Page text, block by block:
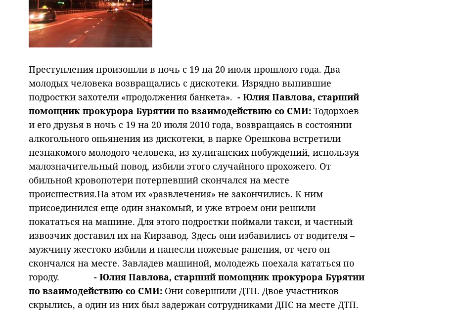
Преступления произошли в ночь с 19 на 20 июля прошлого года. Два
молодых человека возвращались с дискотеки. Изрядно выпившие
подростки захотели «продолжения банкета». - Юлия Павлова, старший
помощник прокурора Бурятии по взаимодействию со СМИ: Тодорхоев
и его друзья в ночь с 19 на 20 июля 2010 года, возвращаясь в состоянии
алкогольного опьянения из дискотеки, в парке Орешкова встретили
незнакомого молодого человека, из хулиганских побуждений, используя
малозначительный повод, избили этого случайного прохожего. От
обильной кровопотери потерпевший скончался на месте
происшествия.На этом их «развлечения» не закончились. К ним
присоединился еще один знакомый, и уже втроем они решили
покататься на машине. Для этого подростки поймали такси, и частный
извозчик доставил их на Кирзавод. Здесь они избавились от водителя –
мужчину жестоко избили и нанесли ножевые ранения, от чего он
скончался на месте. Завладев машиной, молодежь поехала кататься по
городу.
- Юлия Павлова, старший помощник прокурора Бурятии
по взаимодействию со СМИ: Они совершили ДТП. Двое участников
скрылись, а один из них был задержан сотрудниками ДПС на месте ДТП.